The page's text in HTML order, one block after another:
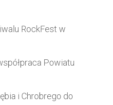
RockFest w
Powiatu
i Chrobrego do